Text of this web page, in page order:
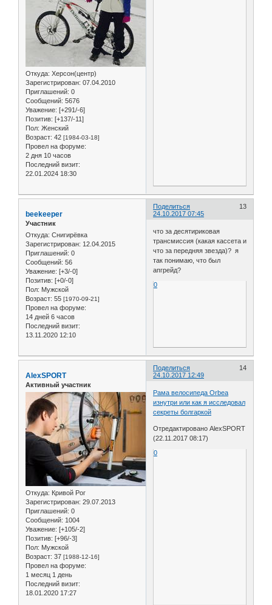
Откуда: Херсон(центр)
Зарегистрирован: 07.04.2010
Приглашений: 0
Сообщений: 5676
Уважение: [+291/-6]
Позитив: [+137/-11]
Пол: Женский
Возраст: 42 [1984-03-18]
Провел на форуме:
2 дня 10 часов
Последний визит:
22.01.2024 18:30
Поделиться
13
24.10.2017 07:45
beekeeper
Участник
Откуда: Снигирёвка
Зарегистрирован: 12.04.2015
Приглашений: 0
Сообщений: 56
Уважение: [+3/-0]
Позитив: [+0/-0]
Пол: Мужской
Возраст: 55 [1970-09-21]
Провел на форуме:
14 дней 6 часов
Последний визит:
13.11.2020 12:10
что за десятириковая
трансмиссия (какая кассета и
что за передняя звезда)? я
так понимаю, что был
апгрейд?
0
Поделиться
14
24.10.2017 12:49
AlexSPORT
Активный участник
Откуда: Кривой Рог
Зарегистрирован: 29.07.2013
Приглашений: 0
Сообщений: 1004
Уважение: [+105/-2]
Позитив: [+96/-3]
Пол: Мужской
Возраст: 37 [1988-12-16]
Провел на форуме:
1 месяц 1 день
Последний визит:
18.01.2020 17:27
Рама велосипеда Orbea
изнутри или как я исследовал
секреты болгаркой
Отредактировано AlexSPORT
(22.11.2017 08:17)
0